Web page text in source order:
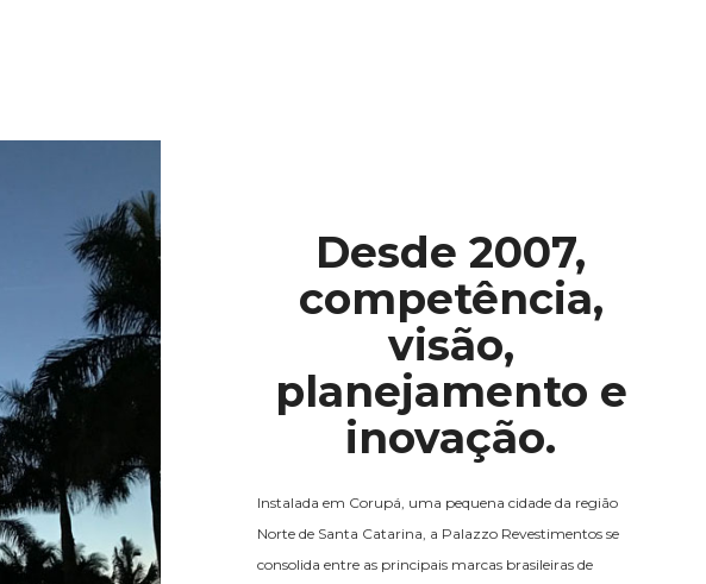
Desde 2007,
competência,
visão,
planejamento e
inovação.
Instalada em Corupá, uma pequena cidade da região
Norte de Santa Catarina, a Palazzo Revestimentos se
consolida entre as principais marcas brasileiras de